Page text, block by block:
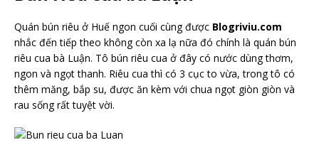
Quán bún riêu ở Huế ngon cuối cùng được Blogriviu.com
nhắc đến tiếp theo không còn xa lạ nữa đó chính là quán bún
riêu cua bà Luận. Tô bún riêu cua ở đây có nước dùng thơm,
ngon và ngọt thanh. Riêu cua thì có 3 cục to vừa, trong tô có
thêm măng, bắp su, được ăn kèm với chua ngọt giòn giòn và
rau sống rất tuyệt vời.